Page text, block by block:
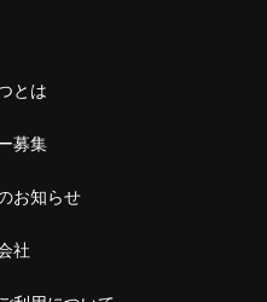
とは
募集
お知らせ
社